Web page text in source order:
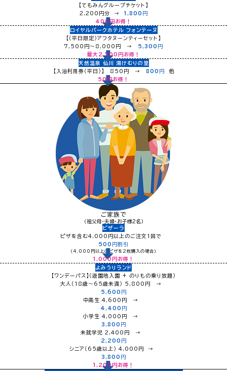
【てもみんグループチケット】
2,200円分 → 1,800 円
400 円お得！
ロイヤルパークホテル フォンテーヌ
【（平日限定）アフタヌーンティーセット】
7,500円～8,000円 → 5,300 円
最大 2,700 円お得！
天然温泉 仙川 湯けむりの里
【入浴利用券（平日）】 850円 → 800 円
他
50 円お得！
ご家族で
（祖父母・夫婦・お子様2名）
ピザーラ
ピザを含む4,000円以上のご注文1回で
500 円割引
（4,000円以上のピザを2枚購入の場合）
1,000 円お得！
よみうりランド
【ワンデーパス】（遊園地入園 + のりもの乗り放題）
大人（18歳〜65歳未満） 5,800円 →
5,600 円
中高生 4,600円 →
4,400 円
小学生 4,000円 →
3,800 円
未就学児 2,400円 →
2,200 円
シニア（65歳以上） 4,000円 →
3,800 円
1,200 円お得！